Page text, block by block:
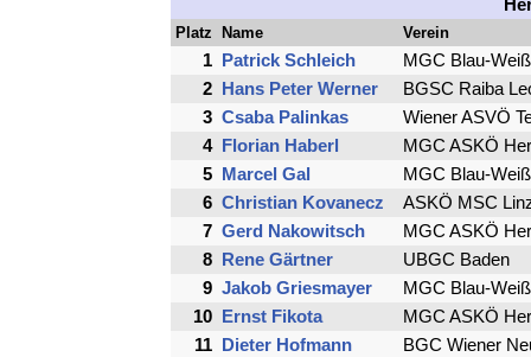
Platz Name Verein
1 Patrick Schleich
MGC Blau-Weiß
2
Hans Peter Werner
BGSC Raiba
3 Csaba Palinkas
Wiener ASVÖ
4
Florian Haberl
MGC ASKÖ
5
Marcel Gal
MGC Blau-Weiß
6 Christian Kovanecz
ASKÖ MSC
7 Gerd Nakowitsch
MGC ASKÖ
8
Rene Gärtner
UBGC Baden
9 Jakob Griesmayer
MGC Blau-Weiß
10
Ernst Fikota
MGC ASKÖ
11
Dieter Hofmann
BGC Wiener